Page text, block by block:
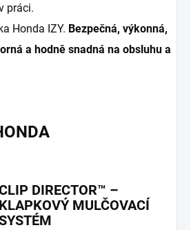
práci.
Honda IZY. Bezpečná, výkonná,
a hodně snadná na obsluhu a
DIRECTOR™ –
KLAPKOVÝ MULČOVACÍ